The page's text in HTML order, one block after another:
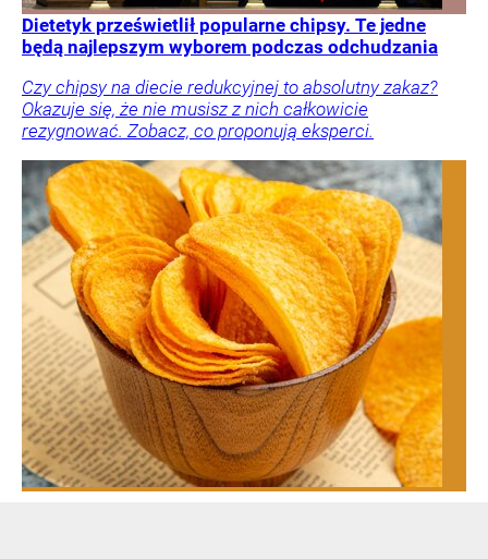
Dietetyk prześwietlił popularne chipsy. Te jedne
będą najlepszym wyborem podczas odchudzania
Czy chipsy na diecie redukcyjnej to absolutny zakaz?
Okazuje się, że nie musisz z nich całkowicie
rezygnować. Zobacz, co proponują eksperci.